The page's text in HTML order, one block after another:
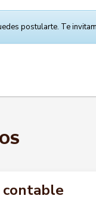
postularte. Te